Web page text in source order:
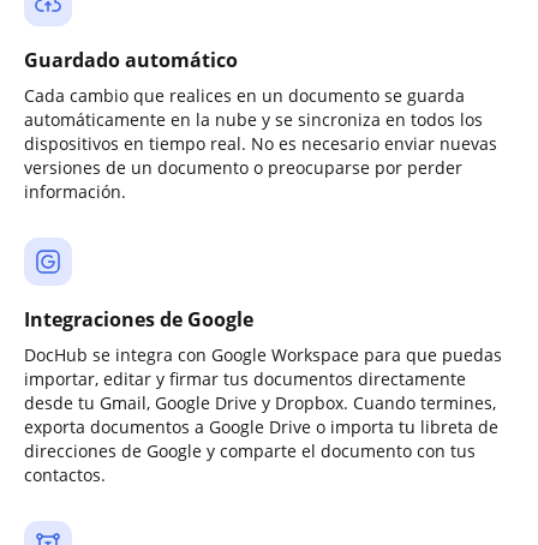
Guardado automático
Cada cambio que realices en un documento se guarda
automáticamente en la nube y se sincroniza en todos los
dispositivos en tiempo real. No es necesario enviar nuevas
versiones de un documento o preocuparse por perder
información.
Integraciones de Google
DocHub se integra con Google Workspace para que puedas
importar, editar y firmar tus documentos directamente
desde tu Gmail, Google Drive y Dropbox. Cuando termines,
exporta documentos a Google Drive o importa tu libreta de
direcciones de Google y comparte el documento con tus
contactos.